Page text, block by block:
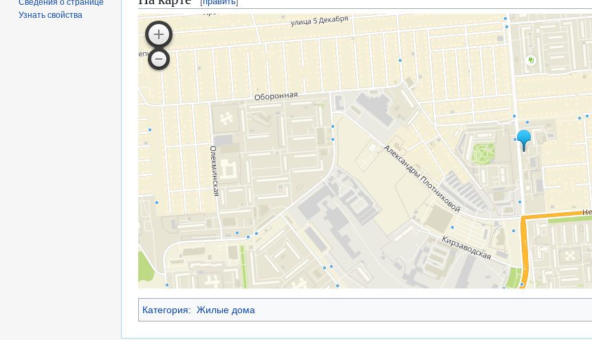
Категория: Жилые дома
Узнать свойства